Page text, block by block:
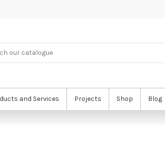
and Services Projects Shop Blog